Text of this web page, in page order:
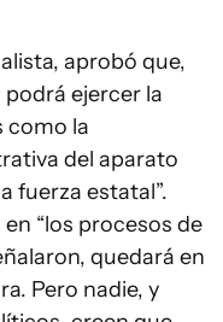
aprobó que,
podrá ejercer la
como la
del aparato
fuerza estatal”.
“los procesos de
quedará en
Pero nadie, y